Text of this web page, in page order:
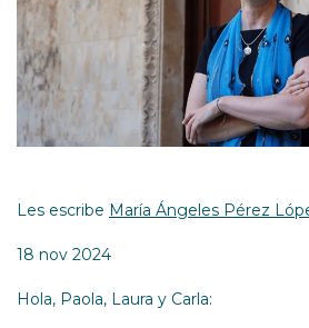
Les escribe María Ángeles Pérez
18 nov 2024
Hola, Paola, Laura y Carla: